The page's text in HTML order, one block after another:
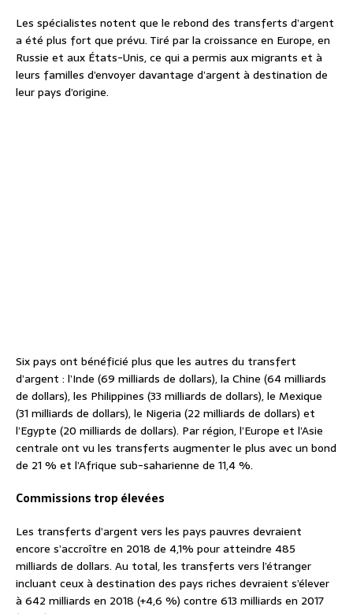
Les spécialistes notent que le rebond des transferts d’argent
a été plus fort que prévu. Tiré par la croissance en Europe, en
Russie et aux États-Unis, ce qui a permis aux migrants et à
leurs familles d’envoyer davantage d’argent à destination de
leur pays d’origine.
Six pays ont bénéficié plus que les autres du transfert
d’argent : l’Inde (69 milliards de dollars), la Chine (64 milliards
de dollars), les Philippines (33 milliards de dollars), le Mexique
(31 milliards de dollars), le Nigeria (22 milliards de dollars) et
l’Egypte (20 milliards de dollars). Par région, l’Europe et l’Asie
centrale ont vu les transferts augmenter le plus avec un bond
de 21 % et l’Afrique sub-saharienne de 11,4 %.
Commissions trop élevées
Les transferts d’argent vers les pays pauvres devraient
encore s’accroître en 2018 de 4,1% pour atteindre 485
milliards de dollars. Au total, les transferts vers l’étranger
incluant ceux à destination des pays riches devraient s’élever
à 642 milliards en 2018 (+4,6 %) contre 613 milliards en 2017